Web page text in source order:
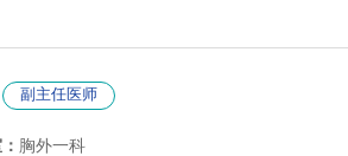
副主任医师
胸外一科